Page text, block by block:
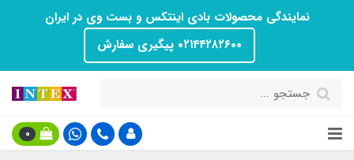
نمایندگی محصولات بادی اینتکس و بست وی در ایران
۰۲۱۴۴۲۸۲۶۰۰ پیگیری سفارش
0